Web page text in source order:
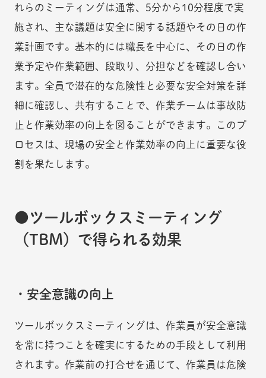
れらのミーティングは通常、5分から10分程度で実
施され、主な議題は安全に関する話題やその日の作
業計画です。基本的には職長を中心に、その日の作
業予定や作業範囲、段取り、分担などを確認し合い
ます。全員で潜在的な危険性と必要な安全対策を詳
細に確認し、共有することで、作業チームは事故防
止と作業効率の向上を図ることができます。このプ
ロセスは、現場の安全と作業効率の向上に重要な役
割を果たします。
ツールボックスミーティング
（TBM）で得られる効果
・安全意識の向上
ツールボックスミーティングは、作業員が安全意識
を常に持つことを確実にするための手段として利用
されます。作業前の打合せを通じて、作業員は危険